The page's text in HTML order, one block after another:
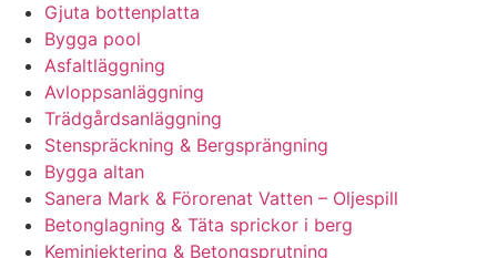
Gjuta bottenplatta
Bygga pool
Asfaltläggning
Avloppsanläggning
Trädgårdsanläggning
Stenspräckning & Bergsprängning
Bygga altan
Sanera Mark & Förorenat Vatten – Oljespill
Betonglagning & Täta sprickor i berg
Keminjektering & Betongsprutning